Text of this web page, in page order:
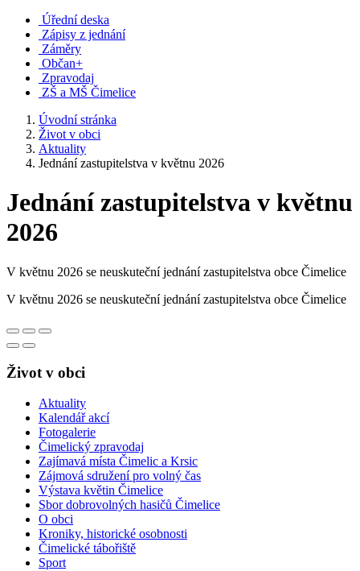
Úřední deska
Zápisy z jednání
Záměry
Občan+
Zpravodaj
ZŠ a MŠ Čimelice
Úvodní stránka
Život v obci
Aktuality
Jednání zastupitelstva v květnu 2026
Jednání zastupitelstva v květnu
2026
V květnu 2026 se neuskuteční jednání zastupitelstva obce Čimelice
V květnu 2026 se neuskuteční jednání zastupitelstva obce Čimelice
Život v obci
Aktuality
Kalendář akcí
Fotogalerie
Čimelický zpravodaj
Zajímavá místa Čimelic a Krsic
Zájmová sdružení pro volný čas
Výstava květin Čimelice
Sbor dobrovolných hasičů Čimelice
O obci
Kroniky, historické osobnosti
Čimelické tábořiště
Sport